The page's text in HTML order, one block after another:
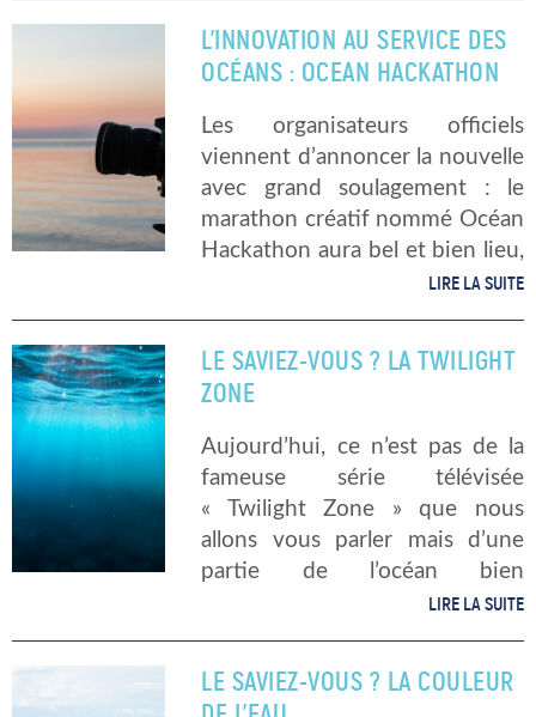
effectué cette étonnante
traversée du Pacifique. Bref […]
L’INNOVATION AU SERVICE DES
OCÉANS : OCEAN HACKATHON
Les organisateurs officiels
viennent d’annoncer la nouvelle
avec grand soulagement : le
marathon créatif nommé Océan
Hackathon aura bel et bien lieu,
malgré les inquiétudes à ce
Hackathon ? L’Océan
Hackathon est un […]
LIRE LA SUITE
LE SAVIEZ-VOUS ? LA TWILIGHT
ZONE
Aujourd’hui, ce n’est pas de la
fameuse série télévisée
« Twilight Zone » que nous
allons vous parler mais d’une
partie de l’océan bien
mystérieuse… Connaissez-vous
? Le saviez-vous ? 1. Une
LIRE LA SUITE
LE SAVIEZ-VOUS ? LA COULEUR